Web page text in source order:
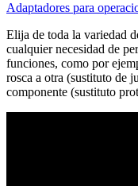
Adaptadores para
Elija de toda la variedad
cualquier necesidad de
funciones, como por
rosca a otra (sustituto de
componente (sustituto